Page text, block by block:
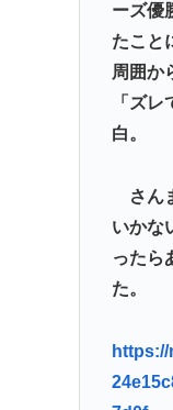
ーズ優
たこと
周囲か
「ズ
白。
さん
いかな
ったら
た。